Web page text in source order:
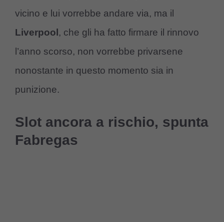
vicino e lui vorrebbe andare via, ma il
Liverpool, che gli ha fatto firmare il rinnovo
l’anno scorso, non vorrebbe privarsene
nonostante in questo momento sia in
punizione.
Slot ancora a rischio, spunta
Fabregas